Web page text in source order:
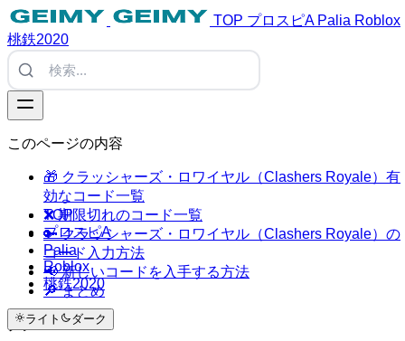
TOP プロスピA Palia Roblox
桃鉄2020
TOP
プロスピA
Palia
Roblox
桃鉄2020
ライト ダーク
このページの内容
🎁 クラッシャーズ・ロワイヤル（Clashers Royale）有
効なコード一覧
❌ 期限切れのコード一覧
🔑 クラッシャーズ・ロワイヤル（Clashers Royale）の
コード入力方法
📢 新しいコードを入手する方法
🔎 まとめ
タグ